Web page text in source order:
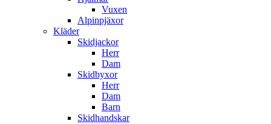
Vuxen
Alpinpjäxor
Kläder
Skidjackor
Herr
Dam
Skidbyxor
Herr
Dam
Barn
Skidhandskar